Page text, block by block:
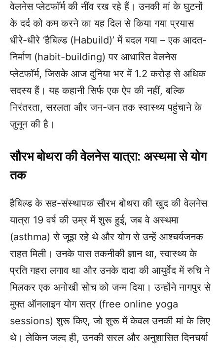
वेलनेस प्लेटफॉर्म की नींव रख रहे हैं। उनकी मां के घुटनों
के दर्द को कम करने का यह दिल से किया गया प्रयास
धीरे-धीरे ‘हैबिल्ड (Habuild)’ में बदल गया – एक आदत-
निर्माण (habit-building) पर आधारित वेलनेस
प्लेटफॉर्म, जिसके आज दुनिया भर में 1.2 करोड़ से अधिक
सदस्य हैं। यह कहानी सिर्फ एक ऐप की नहीं, बल्कि
निरंतरता, सरलता और जन-जन तक स्वास्थ्य पहुंचाने के
जुनून की है।
सौरभ बोथरा की वेलनेस यात्रा: अस्थमा से योग
तक
हैबिल्ड के सह-संस्थापक सौरभ बोथरा की खुद की वेलनेस
यात्रा 19 वर्ष की उम्र में शुरू हुई, जब वे अस्थमा
(asthma) से जूझ रहे थे और योग से उन्हें आश्चर्यजनक
राहत मिली। उनके पास तकनीकी ज्ञान था, स्वास्थ्य के
प्रति गहरा लगाव था और उनके दादा की आयुर्वेद में रुचि ने
मिलकर एक अनोखी सोच को जन्म दिया। उन्होंने नागपुर से
मुफ्त ऑनलाइन योग सत्र (free online yoga
sessions) शुरू किए, जो शुरू में केवल उनकी मां के लिए
थे। लेकिन जल्द ही, उनकी सरल और अनुशासित दिनचर्या